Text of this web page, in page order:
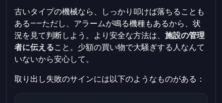
古いタイプの機械なら、しっかり叩けば落ちることも
ある――ただし、アラームが鳴る機種もあるから、状
況を見て判断しよう。より安全な方法は、施設の管理
者に伝えること。少額の買い物で大騒ぎする人なんて
いないから安心して。
取り出し失敗のサインには以下のようなものがある：